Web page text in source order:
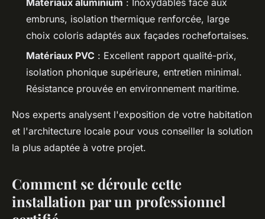
embruns, isolation thermique renforcée, large
choix coloris adaptés aux façades rochefortaises.
Matériaux PVC : Excellent rapport qualité-prix,
isolation phonique supérieure, entretien minimal.
Résistance prouvée en environnement maritime.
Nos experts analysent l'exposition de votre habitation
et l'architecture locale pour vous conseiller la solution
la plus adaptée à votre projet.
Comment se déroule cette
installation par un professionnel